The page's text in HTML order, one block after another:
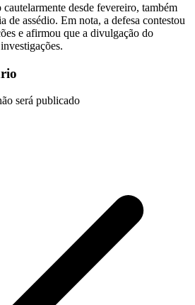
desde fevereiro, também
de assédio. Em nota, a defesa contestou
e afirmou que a divulgação do
será publicado